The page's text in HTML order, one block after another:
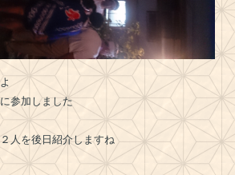
参加しました
人を後日紹介しますね